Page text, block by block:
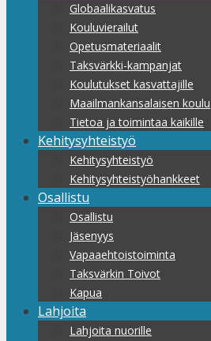
Globaalikasvatus
Kouluvierailut
Opetusmateriaalit
Taksvärkki-kampanjat
Koulutukset kasvattajille
Maailmankansalaisen koulu
Tietoa ja toimintaa kaikille
Kehitysyhteistyö
Kehitysyhteistyö
Kehitysyhteistyöhankkeet
Osallistu
Osallistu
Jäsenyys
Vapaaehtoistoiminta
Taksvärkin Toivot
Kapua
Lahjoita
Lahjoita nuorille